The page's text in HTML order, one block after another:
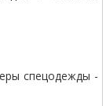
спецодежды -